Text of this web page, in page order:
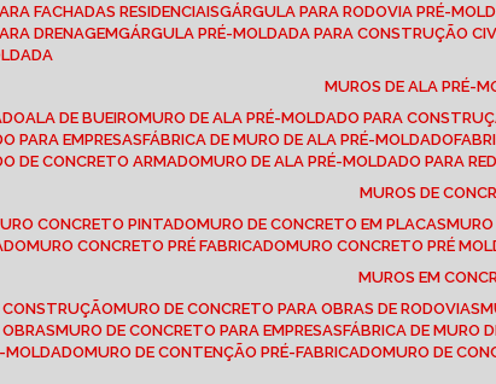
FACHADAS RESIDENCIAIS
GÁRGULA PARA RODOVIA PRÉ-
DRENAGEM
GÁRGULA PRÉ-MOLDADA PARA CONSTRUÇÃO
MUROS DE ALA PRÉ-
ALA DE BUEIRO MURO DE ALA PRÉ-MOLDADO PARA
PARA EMPRESAS FÁBRICA DE MURO DE ALA PRÉ-MOLDADO
DE CONCRETO ARMADO
MURO DE ALA PRÉ-MOLDADO PARA
MUROS DE
MURO CONCRETO PINTADO MURO DE CONCRETO EM PLACAS
MURO CONCRETO PRÉ FABRICADO MURO CONCRETO PRÉ
MUROS EM
CONSTRUÇÃO
MURO DE CONCRETO PARA OBRAS DE RODOVIAS
OBRAS
MURO DE CONCRETO PARA EMPRESAS FÁBRICA DE MURO
MOLDADO
MURO DE CONTENÇÃO PRÉ-FABRICADO MURO DE